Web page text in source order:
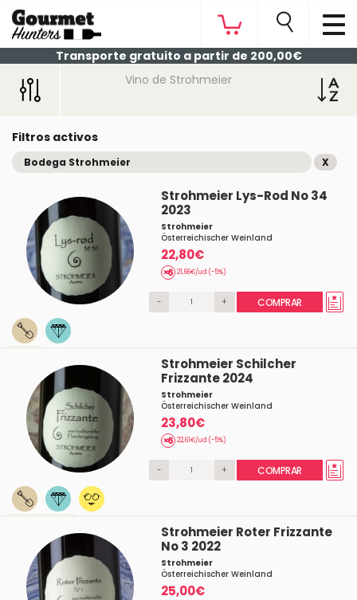
Transporte gratuito a partir de 200,00€
Vino de Strohmeier
Filtros activos
Bodega Strohmeier X
Strohmeier Lys-Rod No 34
2023
Strohmeier
Österreichischer Weinland
22,80€
21,66€/ud (-5%)
- + COMPRAR
Strohmeier Schilcher
Frizzante 2024
Strohmeier
Österreichischer Weinland
23,80€
22,61€/ud (-5%)
- + COMPRAR
Strohmeier Roter Frizzante
No 3 2022
Strohmeier
Österreichischer Weinland
25,00€